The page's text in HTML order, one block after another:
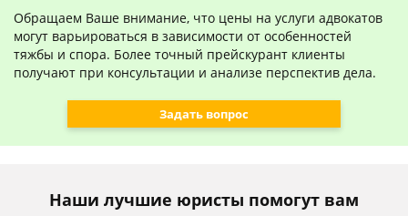
Обращаем Ваше внимание, что цены на услуги адвокатов
могут варьироваться в зависимости от особенностей
тяжбы и спора. Более точный прейскурант клиенты
получают при консультации и анализе перспектив дела.
Задать вопрос
Наши лучшие юристы помогут вам